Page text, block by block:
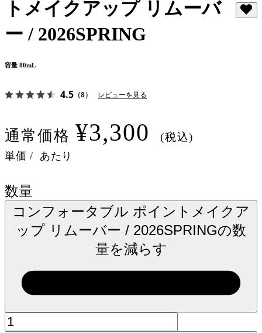
トメイクアップ リムーバ
ー / 2026SPRING
容量 80mL
4.5 （8） レビューを見る
通常価格 ¥3,300 (税込)
単価 / あたり
数量
コンフォータブル ポイントメイクア
ップ リムーバー / 2026SPRINGの数
量を減らす